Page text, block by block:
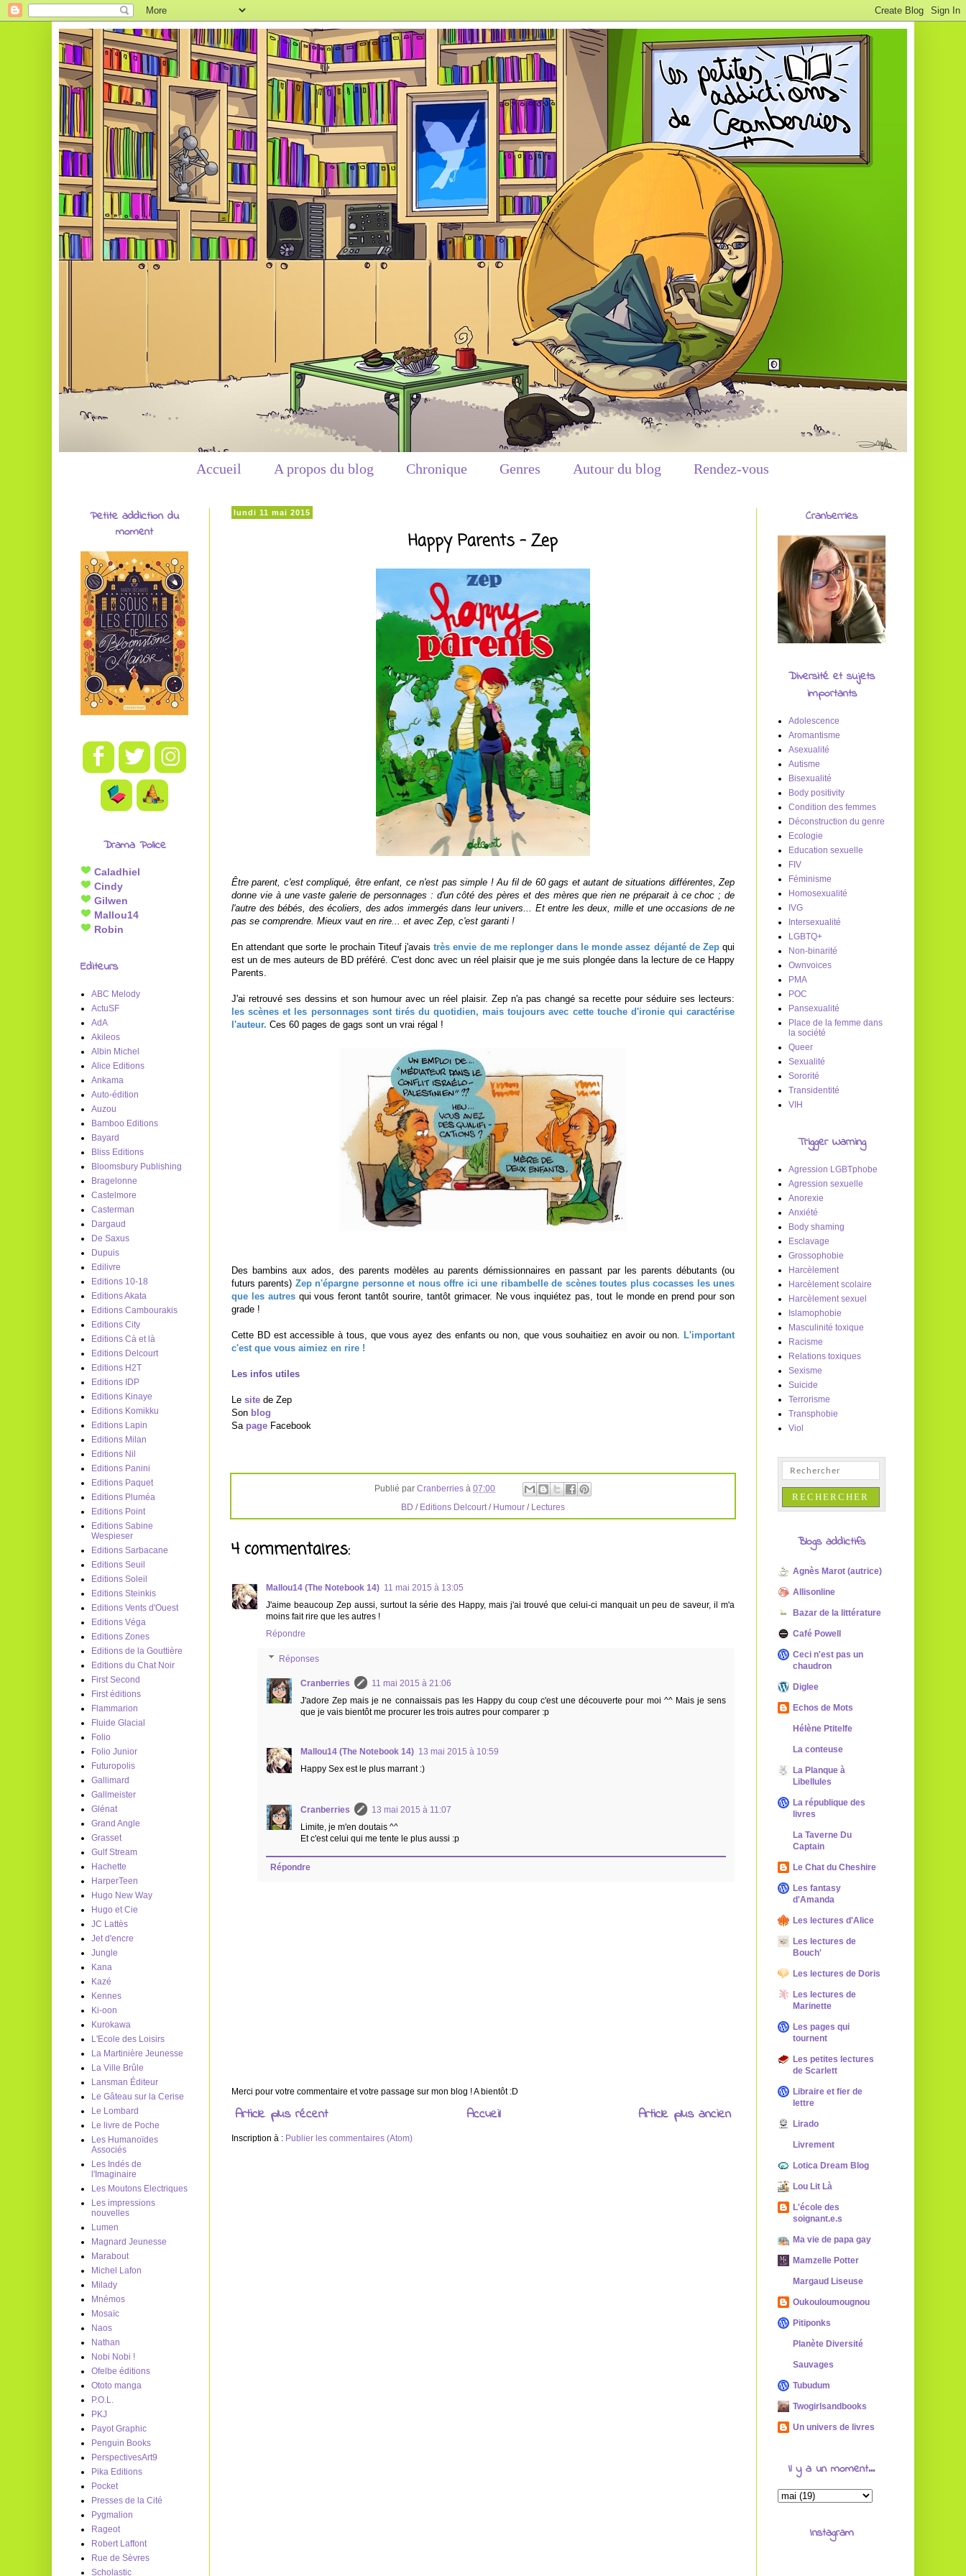
Accueil A propos du blog Chronique Genres Autour du blog Rendez-vous
lundi 11 mai 2015
Happy Parents - Zep
Être parent, c'est compliqué, être enfant, ce n'est pas simple ! Au fil de 60 gags et autant de situations différentes, Zep
donne vie à une vaste galerie de personnages : d'un côté des pères et des mères que rien ne préparait à ce choc ; de
l'autre des bébés, des écoliers, des ados immergés dans leur univers... Et entre les deux, mille et une occasions de ne
pas se comprendre. Mieux vaut en rire... et avec Zep, c'est garanti !
En attendant que sorte le prochain Titeuf j'avaistrès envie de me replonger dans le monde assez déjanté de Zepqui
est un de mes auteurs de BD préféré. C'est donc avec un réel plaisir que je me suis plongée dans la lecture de ce Happy
Parents.
J'ai retrouvé ses dessins et son humour avec un réel plaisir. Zep n'a pas changé sa recette pour séduire ses lecteurs:
les scènes et les personnages sont tirés du quotidien, mais toujours avec cette touche d'ironie qui caractérise
l'auteur. Ces 60 pages de gags sont un vrai régal !
Des bambins aux ados, des parents modèles au parents démissionnaires en passant par les parents débutants (ou
futurs parents) Zep n'épargne personne et nous offre ici une ribambelle de scènes toutes plus cocasses les unes
que les autresqui vous feront tantôt sourire, tantôt grimacer. Ne vous inquiétez pas, tout le monde en prend pour son
grade !
Cette BD est accessible à tous, que vous ayez des enfants ou non, que vous souhaitiez en avoir ou non. L'important
c'est que vous aimiez en rire !
Les infos utiles
Le site de Zep
Son blog
Sa page Facebook
Publié par Cranberries à 07:00
BD / Editions Delcourt / Humour / Lectures
4 commentaires:
Mallou14 (The Notebook 14) 11 mai 2015 à 13:05
J'aime beaucoup Zep aussi, surtout la série des Happy, mais j'ai trouvé que celui-ci manquait un peu de saveur, il m'a
moins fait rire que les autres !
Répondre
Réponses
Cranberries
11 mai 2015 à 21:06
J'adore Zep mais je ne connaissais pas les Happy du coup c'est une découverte pour moi ^^ Mais je sens
que je vais bientôt me procurer les trois autres pour comparer :p
Mallou14 (The Notebook 14) 13 mai 2015 à 10:59
Happy Sex est le plus marrant :)
Cranberries
13 mai 2015 à 11:07
Limite, je m'en doutais ^^
Et c'est celui qui me tente le plus aussi :p
Répondre
Merci pour votre commentaire et votre passage sur mon blog ! A bientôt :D
Article plus récent Article plus ancien
Accueil
Inscription à : Publier les commentaires (Atom)
Petite addiction du
moment
Drama Police
Caladhiel
Cindy
Gilwen
Mallou14
Robin
Editeurs
ABC Melody
ActuSF
AdA
Akileos
Albin Michel
Alice Editions
Ankama
Auto-édition
Auzou
Bamboo Editions
Bayard
Bliss Editions
Bloomsbury Publishing
Bragelonne
Castelmore
Casterman
Dargaud
De Saxus
Dupuis
Edilivre
Editions 10-18
Editions Akata
Editions Cambourakis
Editions City
Editions Cà et là
Editions Delcourt
Editions H2T
Editions IDP
Editions Kinaye
Editions Komikku
Editions Lapin
Editions Milan
Editions Nil
Editions Panini
Editions Paquet
Editions Pluméa
Editions Point
Editions Sabine
Wespieser
Editions Sarbacane
Editions Seuil
Editions Soleil
Editions Steinkis
Editions Vents d'Ouest
Editions Véga
Editions Zones
Editions de la Gouttière
Editions du Chat Noir
First Second
First éditions
Flammarion
Fluide Glacial
Folio
Folio Junior
Futuropolis
Gallimard
Gallmeister
Glénat
Grand Angle
Grasset
Gulf Stream
Hachette
HarperTeen
Hugo New Way
Hugo et Cie
JC Lattès
Jet d'encre
Jungle
Kana
Kazé
Kennes
Ki-oon
Kurokawa
L'Ecole des Loisirs
La Martinière Jeunesse
La Ville Brûle
Lansman Éditeur
Le Gâteau sur la Cerise
Le Lombard
Le livre de Poche
Les Humanoïdes
Associés
Les Indés de
l'Imaginaire
Les Moutons Electriques
Les impressions
nouvelles
Lumen
Magnard Jeunesse
Marabout
Michel Lafon
Milady
Mnémos
Mosaïc
Naos
Nathan
Nobi Nobi !
Ofelbe éditions
Ototo manga
P.O.L.
PKJ
Payot Graphic
Penguin Books
PerspectivesArt9
Pika Editions
Pocket
Presses de la Cité
Pygmalion
Rageot
Robert Laffont
Rue de Sèvres
Scholastic
Cranberries
Diversité et sujets
importants
Adolescence
Aromantisme
Asexualité
Autisme
Bisexualité
Body positivity
Condition des femmes
Déconstruction du genre
Ecologie
Education sexuelle
FIV
Féminisme
Homosexualité
IVG
Intersexualité
LGBTQ+
Non-binarité
Ownvoices
PMA
POC
Pansexualité
Place de la femme dans
la société
Queer
Sexualité
Sororité
Transidentité
VIH
Trigger Warning
Agression LGBTphobe
Agression sexuelle
Anorexie
Anxiété
Body shaming
Esclavage
Grossophobie
Harcèlement
Harcèlement scolaire
Harcèlement sexuel
Islamophobie
Masculinité toxique
Racisme
Relations toxiques
Sexisme
Suicide
Terrorisme
Transphobie
Viol
Blogs addictifs
Agnès Marot (autrice)
Allisonline
Bazar de la littérature
Café Powell
Ceci n'est pas un
chaudron
Diglee
Echos de Mots
Hélène Ptitelfe
La conteuse
La Planque à
Libellules
La république des
livres
La Taverne Du
Captain
Le Chat du Cheshire
Les fantasy
d'Amanda
Les lectures d'Alice
Les lectures de
Bouch'
Les lectures de Doris
Les lectures de
Marinette
Les pages qui
tournent
Les petites lectures
de Scarlett
Libraire et fier de
lettre
Lirado
Livrement
Lotica Dream Blog
Lou Lit Là
L'école des
soignant.e.s
Ma vie de papa gay
Mamzelle Potter
Margaud Liseuse
Oukouloumougnou
Pitiponks
Planète Diversité
Sauvages
Tubudum
Twogirlsandbooks
Un univers de livres
Il y a un moment...
Instagram